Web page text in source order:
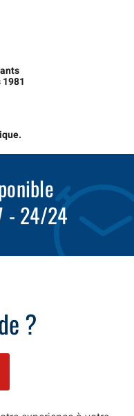
- 24/24
?